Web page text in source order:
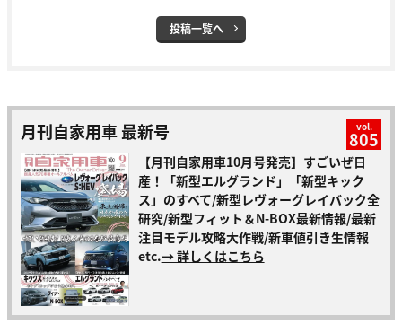
投稿一覧へ
月刊自家用車 最新号 vol.
805
【月刊自家用車10月号発売】すごいぜ日
産！「新型エルグランド」「新型キック
ス」のすべて/新型レヴォーグレイバック全
研究/新型フィット＆N-BOX最新情報/最新
注目モデル攻略大作戦/新車値引き生情報
etc.→ 詳しくはこちら